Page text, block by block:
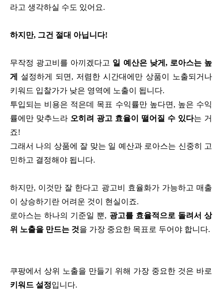
라고 생각하실 수도 있어요.
하지만, 그건 절대 아닙니다!
무작정 광고비를 아끼겠다고 일 예산은 낮게, 로아스는 높
게
설정하게 되면, 저렴한 시간대에만 상품이 노출되거나
키워드 입찰가가 낮은 영역에 노출이 됩니다.
투입되는 비용은 적은데 목표 수익률만 높다면, 높은 수익
률에만 맞추느라 오히려 광고 효율이 떨어질 수 있다는 거
죠!
그래서 나의 상품에 잘 맞는 일 예산과 로아스는 신중히 고
민하고 결정해야 됩니다.
하지만, 이것만 잘 한다고 광고비 효율화가 가능하고 매출
이 상승하기란 어려운 것이 현실이죠.
로아스는 하나의 기준일 뿐, 광고를 효율적으로 돌려서 상
위 노출을 만드는 것을 가장 중요한 목표로 두어야 합니다.
쿠팡에서 상위 노출을 만들기 위해 가장 중요한 것은 바로
키워드 설정입니다.